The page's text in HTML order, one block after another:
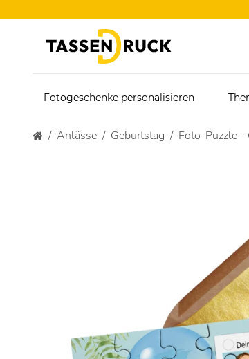
Fotogeschenke personalisieren
Anlässe Geburtstag Foto-Puzzle -